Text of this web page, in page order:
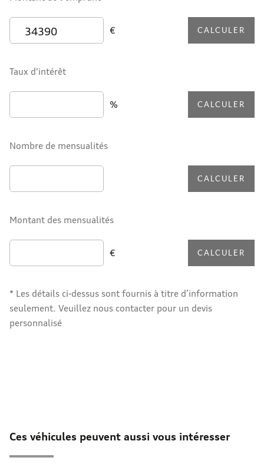
€ CALCULER
Taux d'intérêt
% CALCULER
Nombre de mensualités
CALCULER
Montant des mensualités
€ CALCULER
* Les détails ci-dessus sont fournis à titre d’information
seulement. Veuillez nous contacter pour un devis
personnalisé
Ces véhicules peuvent aussi vous intéresser